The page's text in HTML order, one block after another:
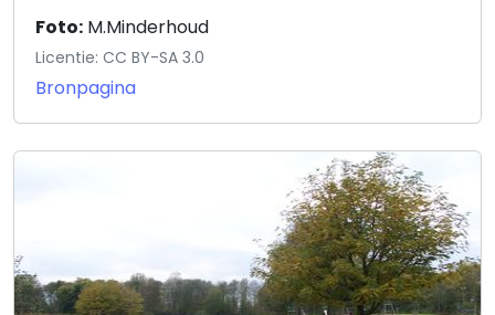
Foto: M.Minderhoud
Licentie: CC BY-SA 3.0
Bronpagina